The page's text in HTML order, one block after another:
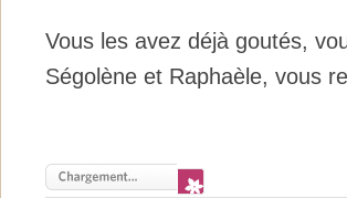
Vous les avez déjà goutés,
Ségolène et Raphaèle, vous